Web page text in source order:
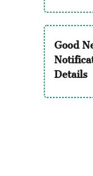
Good
Details